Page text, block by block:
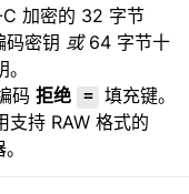
加密的 32 字节
码密钥 或64 字节十
码 拒绝 =
填充键。
支持 RAW 格式的